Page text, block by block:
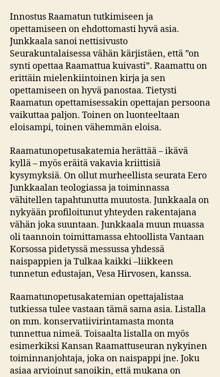
Innostus Raamatun tutkimiseen ja
opettamiseen on ehdottomasti hyvä asia.
Junkkaala sanoi nettisivusto
Seurakuntalaisessa vähän kärjistäen, että ”on
synti opettaa Raamattua kuivasti”. Raamattu on
erittäin mielenkiintoinen kirja ja sen
opettamiseen on hyvä panostaa. Tietysti
Raamatun opettamisessakin opettajan persoona
vaikuttaa paljon. Toinen on luonteeltaan
eloisampi, toinen vähemmän eloisa.
Raamatunopetusakatemia herättää – ikävä
kyllä – myös eräitä vakavia kriittisiä
kysymyksiä. On ollut murheellista seurata Eero
Junkkaalan teologiassa ja toiminnassa
vähitellen tapahtunutta muutosta. Junkkaala on
nykyään profiloitunut yhteyden rakentajana
vähän joka suuntaan. Junkkaala muun muassa
oli taannoin toimittamassa ehtoollista Vantaan
Korsossa pidetyssä messussa yhdessä
naispappien ja Tulkaa kaikki –liikkeen
tunnetun edustajan, Vesa Hirvosen, kanssa.
Raamatunopetusakatemian opettajalistaa
tutkiessa tulee vastaan tämä sama asia. Listalla
on mm. konservatiivirintamasta monta
tunnettua nimeä. Toisaalta listalla on myös
esimerkiksi Kansan Raamattuseuran nykyinen
toiminnanjohtaja, joka on naispappi jne. Joku
asiaa arvioinut sanoikin, että mukana on